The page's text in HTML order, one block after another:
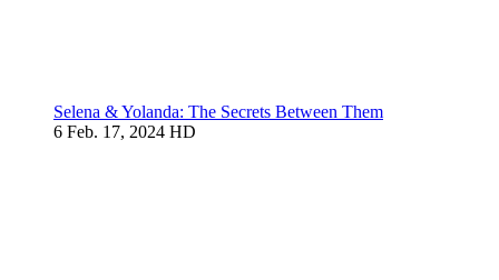
Selena & Yolanda: The Secrets Between Them
6 Feb. 17, 2024 HD